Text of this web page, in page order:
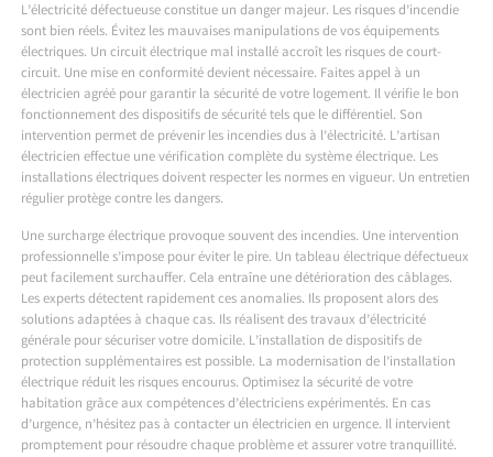
L’électricité défectueuse constitue un danger majeur. Les risques d’incendie
sont bien réels. Évitez les mauvaises manipulations de vos équipements
électriques. Un circuit électrique mal installé accroît les risques de court-
circuit. Une mise en conformité devient nécessaire. Faites appel à un
électricien agréé pour garantir la sécurité de votre logement. Il vérifie le bon
fonctionnement des dispositifs de sécurité tels que le différentiel. Son
intervention permet de prévenir les incendies dus à l’électricité. L’artisan
électricien effectue une vérification complète du système électrique. Les
installations électriques doivent respecter les normes en vigueur. Un entretien
régulier protège contre les dangers.
Une surcharge électrique provoque souvent des incendies. Une intervention
professionnelle s’impose pour éviter le pire. Un tableau électrique défectueux
peut facilement surchauffer. Cela entraîne une détérioration des câblages.
Les experts détectent rapidement ces anomalies. Ils proposent alors des
solutions adaptées à chaque cas. Ils réalisent des travaux d’électricité
générale pour sécuriser votre domicile. L’installation de dispositifs de
protection supplémentaires est possible. La modernisation de l’installation
électrique réduit les risques encourus. Optimisez la sécurité de votre
habitation grâce aux compétences d’électriciens expérimentés. En cas
d’urgence, n’hésitez pas à contacter un électricien en urgence. Il intervient
promptement pour résoudre chaque problème et assurer votre tranquillité.